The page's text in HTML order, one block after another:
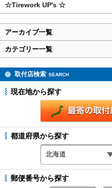
☆Tirework UP's ☆
アーカイブ一覧
カテゴリー一覧
取付店検索 SEARCH
現在地から探す
都道府県から探す
郵便番号から探す